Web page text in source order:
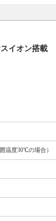
イオン搭載
温度30℃の場合）